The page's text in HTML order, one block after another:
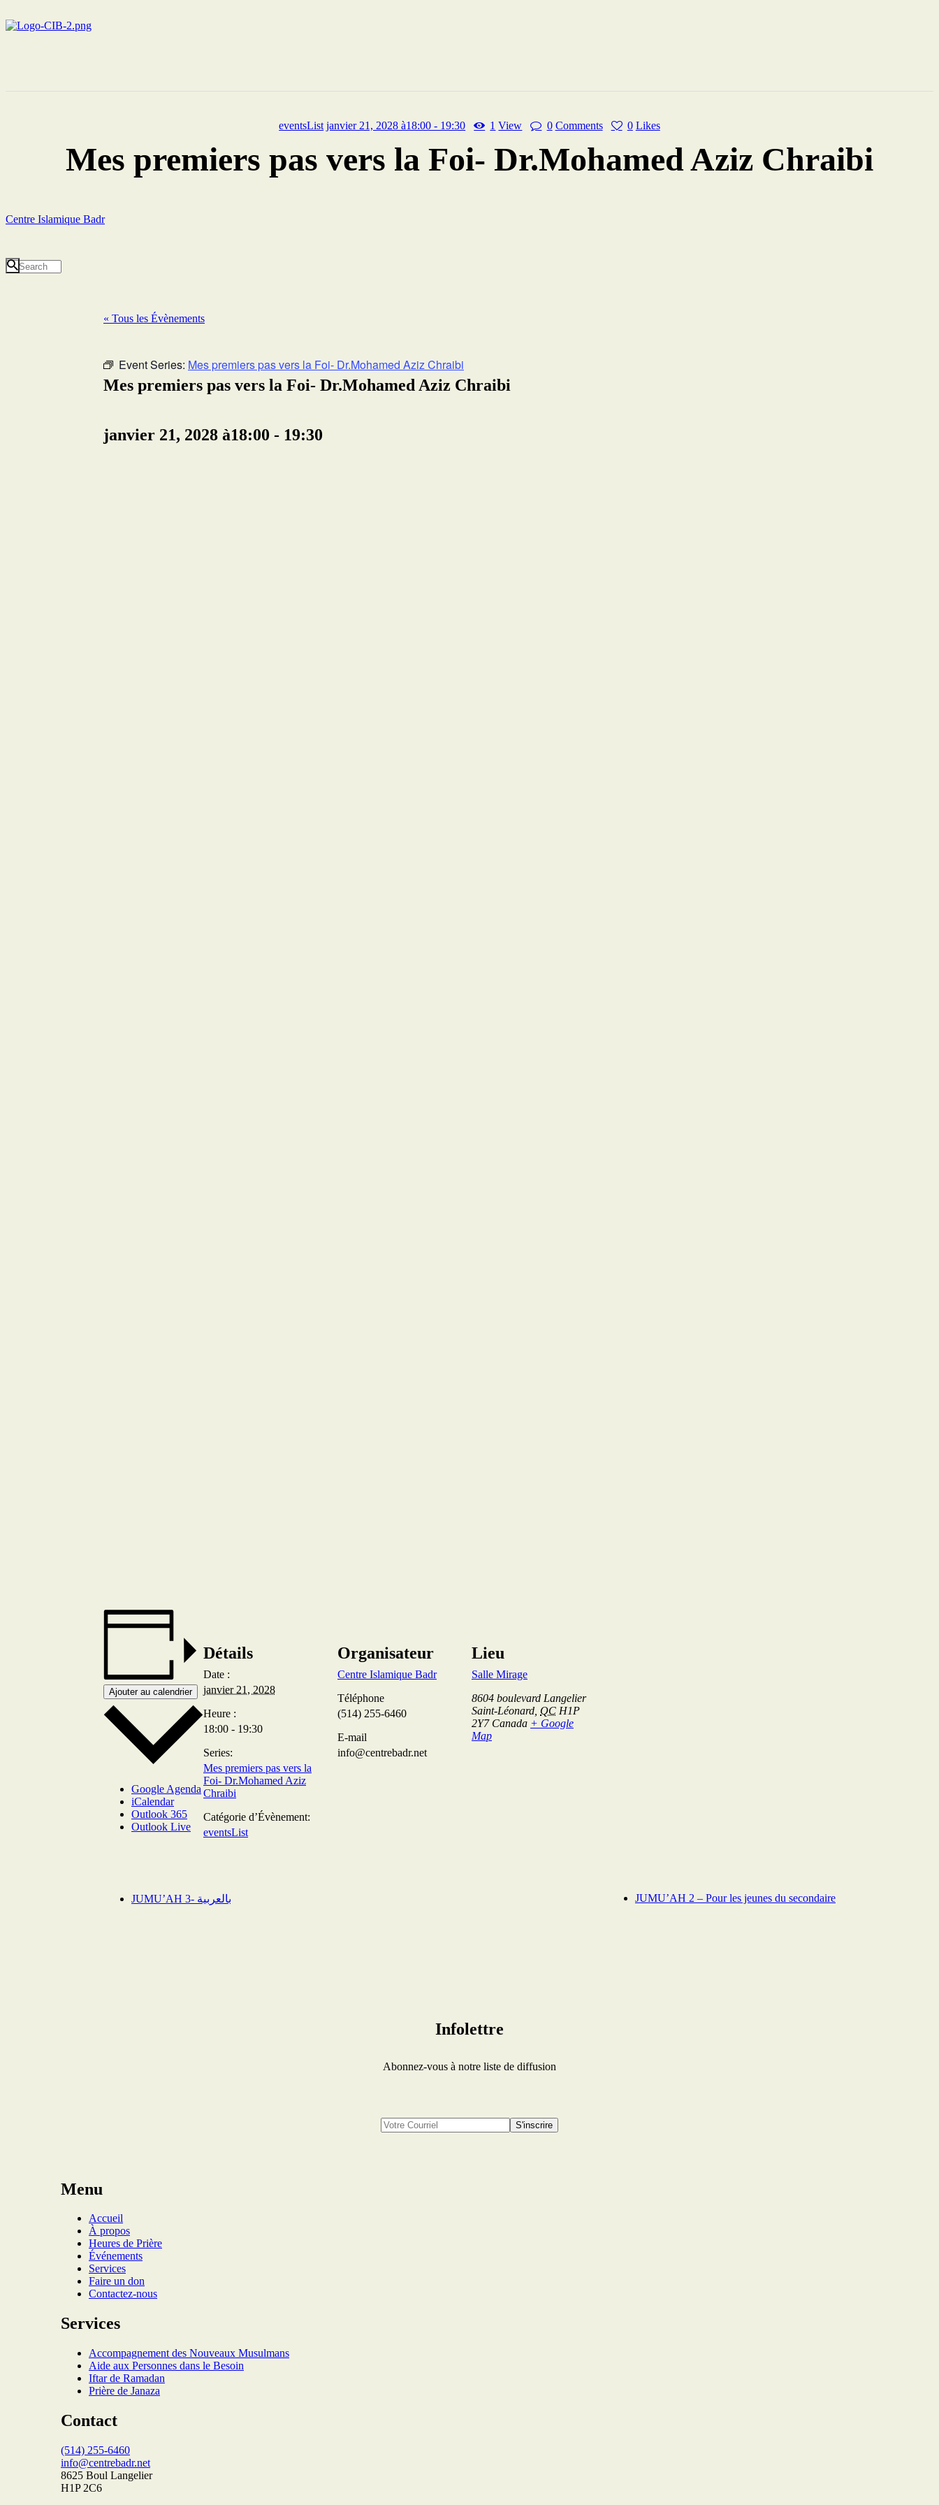
eventsList janvier 21, 2028 à18:00 - 19:30 1 View 0 Comments 0 Likes
Mes premiers pas vers la Foi- Dr.Mohamed Aziz Chraibi
Centre Islamique Badr
« Tous les Évènements
Event Series: Mes premiers pas vers la Foi- Dr.Mohamed Aziz Chraibi
Mes premiers pas vers la Foi- Dr.Mohamed Aziz Chraibi
janvier 21, 2028 à18:00 - 19:30
Ajouter au calendrier
Google Agenda
iCalendar
Outlook 365
Outlook Live
Détails
Date :
janvier 21, 2028
Heure :
18:00 - 19:30
Series:
Mes premiers pas vers la
Foi- Dr.Mohamed Aziz
Chraibi
Catégorie d’Évènement:
eventsList
Organisateur
Centre Islamique Badr
Téléphone
(514) 255-6460
E-mail
info@centrebadr.net
Lieu
Salle Mirage
8604 boulevard Langelier
Saint-Léonard QC H1P
2Y7 Canada + Google
Map
JUMU’AH 3- بالعربية JUMU’AH 2 – Pour les jeunes du secondaire
Infolettre
Abonnez-vous à notre liste de diffusion
S'inscrire
Menu
Accueil
À propos
Heures de Prière
Événements
Services
Faire un don
Contactez-nous
Services
Accompagnement des Nouveaux Musulmans
Aide aux Personnes dans le Besoin
Iftar de Ramadan
Prière de Janaza
Contact
(514) 255-6460
info@centrebadr.net
8625 Boul Langelier
H1P 2C6